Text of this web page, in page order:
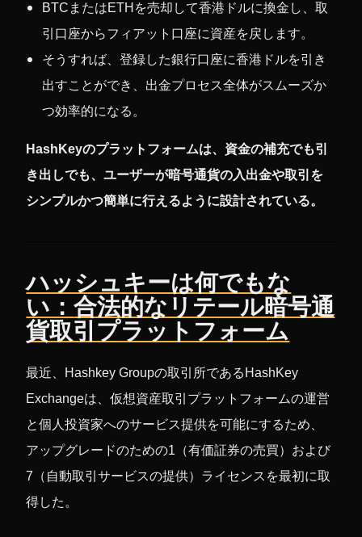
BTCまたはETHを売却して香港ドルに換金し、取
引口座からフィアット口座に資産を戻します。
そうすれば、登録した銀行口座に香港ドルを引き
出すことができ、出金プロセス全体がスムーズか
つ効率的になる。
HashKeyのプラットフォームは、資金の補充でも引
き出しでも、ユーザーが暗号通貨の入出金や取引を
シンプルかつ簡単に行えるように設計されている。
ハッシュキーは何でもな
い：合法的なリテール暗号通
貨取引プラットフォーム
最近、Hashkey Groupの取引所であるHashKey
Exchangeは、仮想資産取引プラットフォームの運営
と個人投資家へのサービス提供を可能にするため、
アップグレードのための1（有価証券の売買）および
7（自動取引サービスの提供）ライセンスを最初に取
得した。